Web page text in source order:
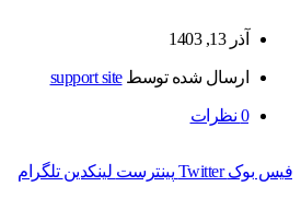
آذر 13, 1403
ارسال شده توسطsupport site
0 نظرات
فیس بوک Twitter پینترست لینکدین تلگرام